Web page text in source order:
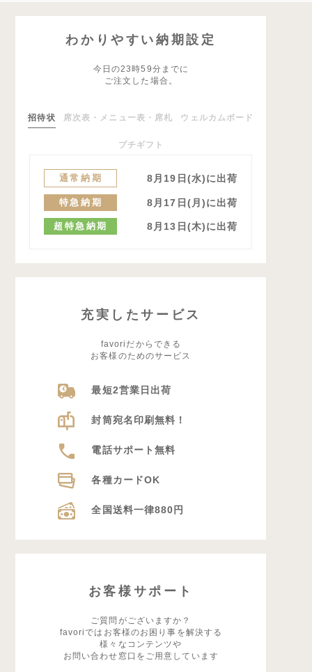
わかりやすい納期設定
今日の23時59分までに
ご注文した場合。
招待状 席次表・メニュー表・席札 ウェルカムボード
プチギフト
通常納期 8月19日(水)に出荷
特急納期 8月17日(月)に出荷
超特急納期 8月13日(木)に出荷
充実したサービス
favoriだからできる
お客様のためのサービス
最短2営業日出荷
封筒宛名印刷無料！
電話サポート無料
各種カードOK
全国送料一律880円
お客様サポート
ご質問がございますか？
favoriではお客様のお困り事を解決する
様々なコンテンツや
お問い合わせ窓口をご用意しています